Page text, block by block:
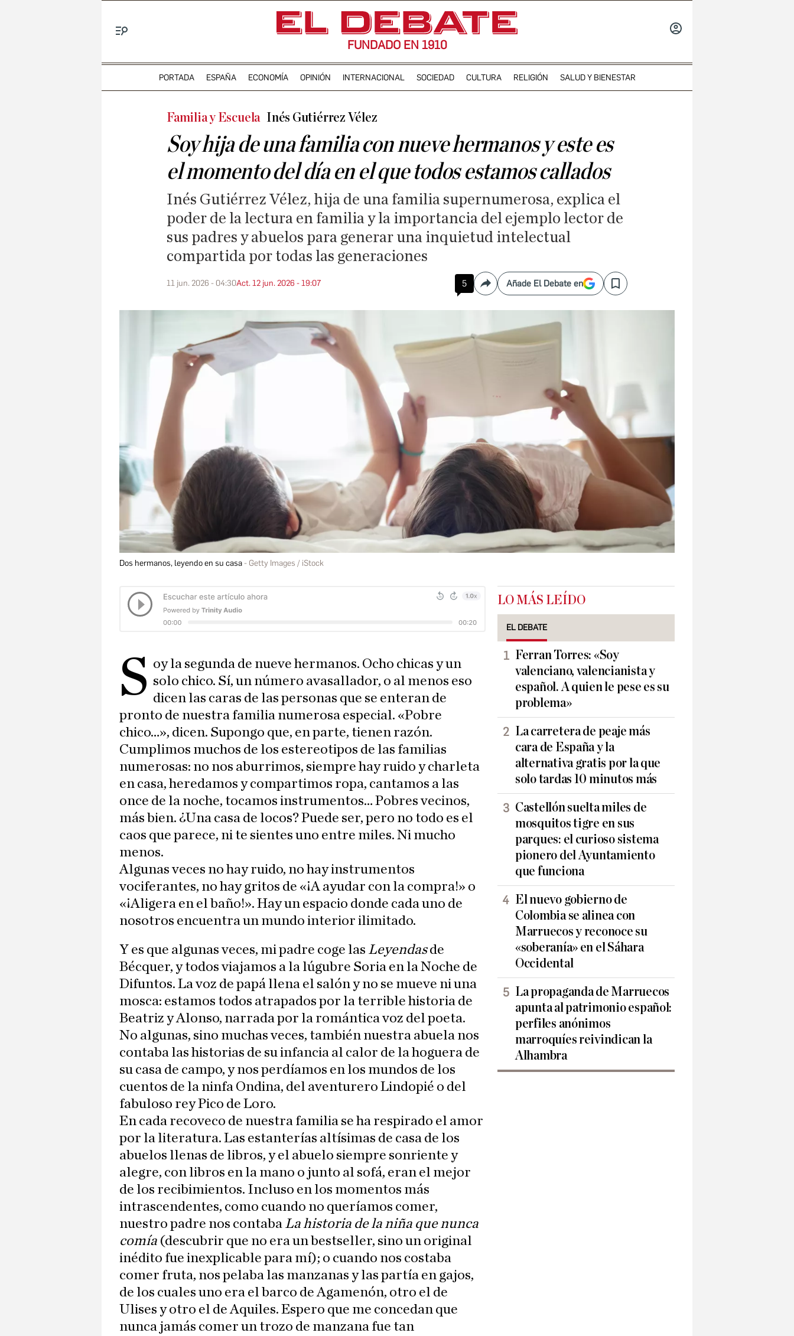
FUNDADO EN 1910
PORTADA ESPAÑA ECONOMÍA OPINIÓN INTERNACIONAL SOCIEDAD CULTURA RELIGIÓN SALUD Y BIENESTAR
Familia y Escuela Inés Gutiérrez Vélez
Soy hija de una familia con nueve hermanos y este es
el momento del día en el que todos estamos callados
Inés Gutiérrez Vélez, hija de una familia supernumerosa, explica el
poder de la lectura en familia y la importancia del ejemplo lector de
sus padres y abuelos para generar una inquietud intelectual
compartida por todas las generaciones
11 jun. 2026 - 04:30Act. 12 jun. 2026 - 19:07 5 CompartirAñade El Debate en Save
Dos hermanos, leyendo en su casa Getty Images / iStock
S oy la segunda de nueve hermanos. Ocho chicas y un
solo chico. Sí, un número avasallador, o al menos eso
dicen las caras de las personas que se enteran de
pronto de nuestra familia numerosa especial. «Pobre
chico…», dicen. Supongo que, en parte, tienen razón.
Cumplimos muchos de los estereotipos de las familias
numerosas: no nos aburrimos, siempre hay ruido y charleta
en casa, heredamos y compartimos ropa, cantamos a las
once de la noche, tocamos instrumentos… Pobres vecinos,
más bien. ¿Una casa de locos? Puede ser, pero no todo es el
caos que parece, ni te sientes uno entre miles. Ni mucho
menos.
Algunas veces no hay ruido, no hay instrumentos
vociferantes, no hay gritos de «¡A ayudar con la compra!» o
«¡Aligera en el baño!». Hay un espacio donde cada uno de
nosotros encuentra un mundo interior ilimitado.
Y es que algunas veces, mi padre coge las Leyendasde
Bécquer, y todos viajamos a la lúgubre Soria en la Noche de
Difuntos. La voz de papá llena el salón y no se mueve ni una
mosca: estamos todos atrapados por la terrible historia de
Beatriz y Alonso, narrada por la romántica voz del poeta.
No algunas, sino muchas veces, también nuestra abuela nos
contaba las historias de su infancia al calor de la hoguera de
su casa de campo, y nos perdíamos en los mundos de los
cuentos de la ninfa Ondina, del aventurero Lindopié o del
fabuloso rey Pico de Loro.
En cada recoveco de nuestra familia se ha respirado el amor
por la literatura. Las estanterías altísimas de casa de los
abuelos llenas de libros, y el abuelo siempre sonriente y
alegre, con libros en la mano o junto al sofá, eran el mejor
de los recibimientos. Incluso en los momentos más
intrascendentes, como cuando no queríamos comer,
nuestro padre nos contaba La historia de la niña que nunca
comía (descubrir que no era un bestseller, sino un original
inédito fue inexplicable para mí); o cuando nos costaba
comer fruta, nos pelaba las manzanas y las partía en gajos,
de los cuales uno era el barco de Agamenón, otro el de
Ulises y otro el de Aquiles. Espero que me concedan que
nunca jamás comer un trozo de manzana fue tan
LO MÁS LEÍDO
EL DEBATE
Ferran Torres: «Soy
valenciano, valencianista y
español. A quien le pese es su
problema»
La carretera de peaje más
cara de España y la
alternativa gratis por la que
solo tardas 10 minutos más
Castellón suelta miles de
mosquitos tigre en sus
parques: el curioso sistema
pionero del Ayuntamiento
que funciona
El nuevo gobierno de
Colombia se alinea con
Marruecos y reconoce su
«soberanía» en el Sáhara
Occidental
La propaganda de Marruecos
apunta al patrimonio español:
perfiles anónimos
marroquíes reivindican la
Alhambra